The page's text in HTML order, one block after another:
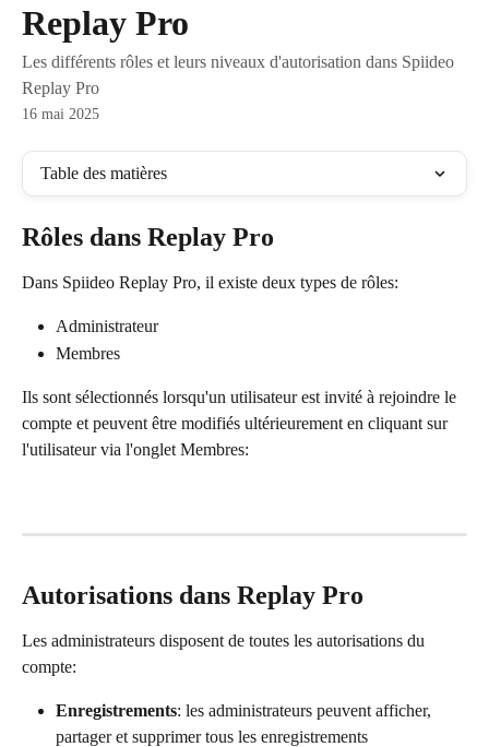
Replay Pro
Les différents rôles et leurs niveaux d'autorisation dans Spiideo
Replay Pro
16 mai 2025
Table des matières
Rôles dans Replay Pro
Dans Spiideo Replay Pro, il existe deux types de rôles:
Administrateur
Membres
Ils sont sélectionnés lorsqu'un utilisateur est invité à rejoindre le
compte et peuvent être modifiés ultérieurement en cliquant sur
l'utilisateur via l'onglet Membres:
Autorisations dans Replay Pro
Les administrateurs disposent de toutes les autorisations du
compte:
Enregistrements: les administrateurs peuvent afficher,
partager et supprimer tous les enregistrements